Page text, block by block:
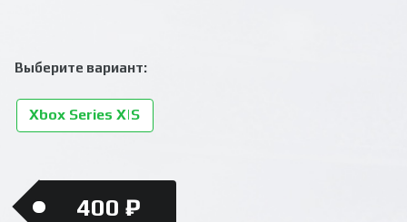
Выберите вариант:
Xbox Series X|S
400 ₽